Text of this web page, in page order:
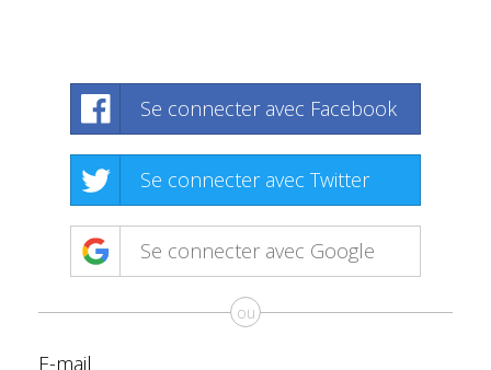
Se connecter avec Facebook
Se connecter avec Twitter
Se connecter avec Google
ou
E-mail